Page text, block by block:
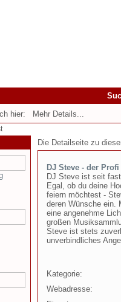
hier: Mehr Details...
Die Detailseite zu
DJ Steve - der
DJ Steve ist seit
Egal, ob du deine
feiern möchtest -
deren Wünsche ein.
eine angenehme
großen
Steve ist stets
unverbindliches
Kategorie:
Webadresse: